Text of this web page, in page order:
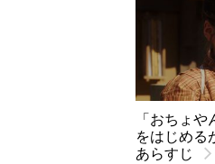
「おちょ
をはじめ
あらすじ